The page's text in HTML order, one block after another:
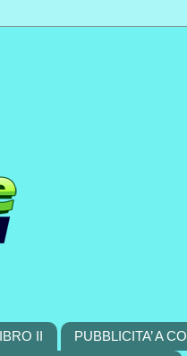
II PUBBLICITA’ A